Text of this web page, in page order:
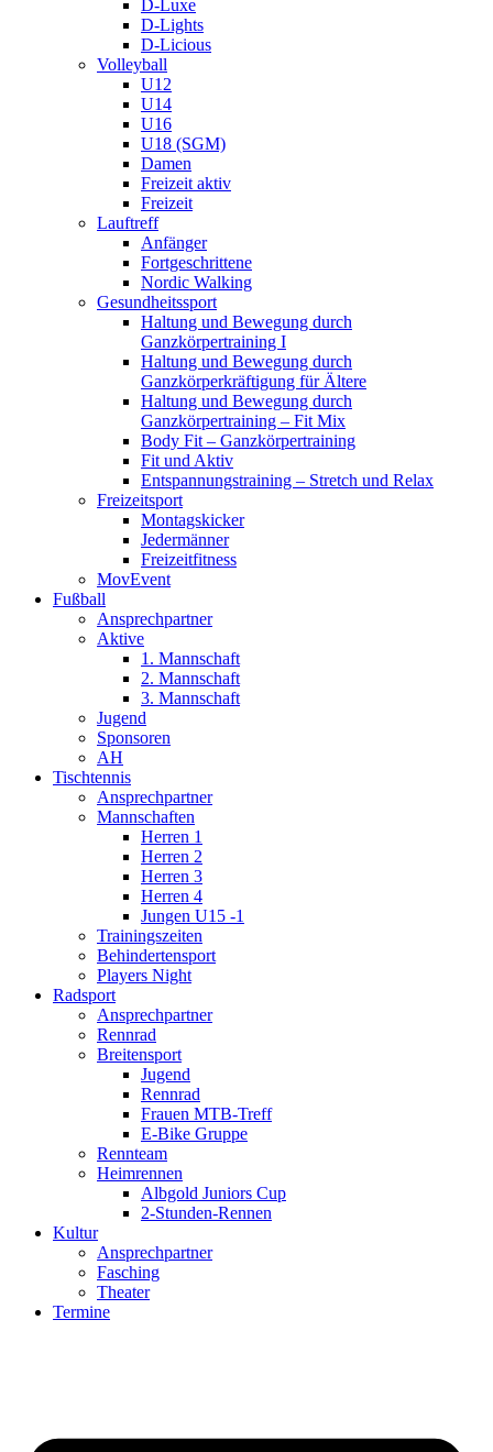
D-Luxe
D-Lights
D-Licious
Volleyball
U12
U14
U16
U18 (SGM)
Damen
Freizeit aktiv
Freizeit
Lauftreff
Anfänger
Fortgeschrittene
Nordic Walking
Gesundheitssport
Haltung und Bewegung durch
Ganzkörpertraining I
Haltung und Bewegung durch
Ganzkörperkräftigung für Ältere
Haltung und Bewegung durch
Ganzkörpertraining – Fit Mix
Body Fit – Ganzkörpertraining
Fit und Aktiv
Entspannungstraining – Stretch und Relax
Freizeitsport
Montagskicker
Jedermänner
Freizeitfitness
MovEvent
Fußball
Ansprechpartner
Aktive
1. Mannschaft
2. Mannschaft
3. Mannschaft
Jugend
Sponsoren
AH
Tischtennis
Ansprechpartner
Mannschaften
Herren 1
Herren 2
Herren 3
Herren 4
Jungen U15 -1
Trainingszeiten
Behindertensport
Players Night
Radsport
Ansprechpartner
Rennrad
Breitensport
Jugend
Rennrad
Frauen MTB-Treff
E-Bike Gruppe
Rennteam
Heimrennen
Albgold Juniors Cup
2-Stunden-Rennen
Kultur
Ansprechpartner
Fasching
Theater
Termine